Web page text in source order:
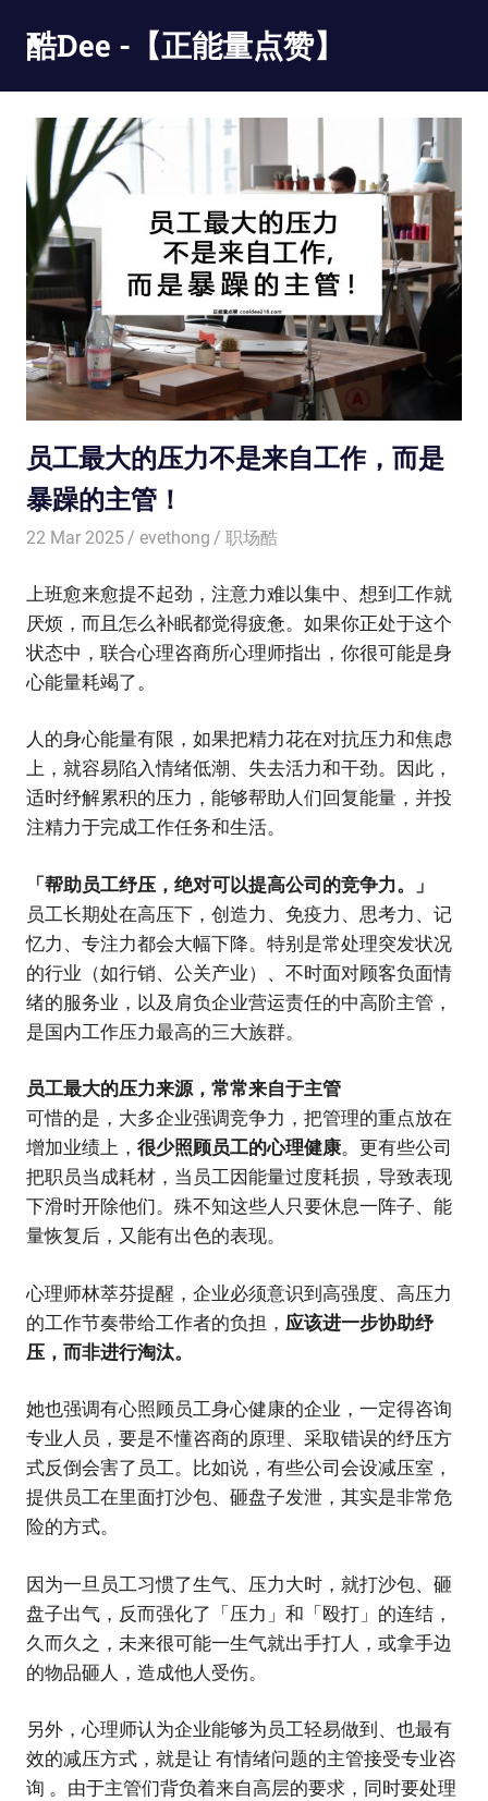
content
酷Dee -【正能量点赞】
最
只
有
酷
员工最大的压力不是来自工作，而是
暴躁的主管！
22 Mar 2025 evethong 职场酷
上班愈来愈提不起劲，注意力难以集中、想到工作就
厌烦，而且怎么补眠都觉得疲惫。如果你正处于这个
状态中，联合心理咨商所心理师指出，你很可能是身
心能量耗竭了。
人的身心能量有限，如果把精力花在对抗压力和焦虑
上，就容易陷入情绪低潮、失去活力和干劲。因此，
适时纾解累积的压力，能够帮助人们回复能量，并投
注精力于完成工作任务和生活。
「帮助员工纾压，绝对可以提高公司的竞争力。」
员工长期处在高压下，创造力、免疫力、思考力、记
忆力、专注力都会大幅下降。特别是常处理突发状况
的行业（如行销、公关产业）、不时面对顾客负面情
绪的服务业，以及肩负企业营运责任的中高阶主管，
是国内工作压力最高的三大族群。
员工最大的压力来源，常常来自于主管
可惜的是，大多企业强调竞争力，把管理的重点放在
增加业绩上， 很少照顾员工的心理健康。更有些公司
把职员当成耗材，当员工因能量过度耗损，导致表现
下滑时开除他们。殊不知这些人只要休息一阵子、能
量恢复后，又能有出色的表现。
心理师林萃芬提醒，企业必须意识到高强度、高压力
的工作节奏带给工作者的负担， 应该进一步协助纾
压，而非进行淘汰。
她也强调有心照顾员工身心健康的企业，一定得咨询
专业人员，要是不懂咨商的原理、采取错误的纾压方
式反倒会害了员工。比如说，有些公司会设减压室，
提供员工在里面打沙包、砸盘子发泄，其实是非常危
险的方式。
因为一旦员工习惯了生气、压力大时，就打沙包、砸
盘子出气，反而强化了「压力」和「殴打」的连结，
久而久之，未来很可能一生气就出手打人，或拿手边
的物品砸人，造成他人受伤。
另外，心理师认为企业能够为员工轻易做到、也最有
效的减压方式，就是让 有情绪问题的主管接受专业咨
询 。由于主管们背负着来自高层的要求，同时要处理